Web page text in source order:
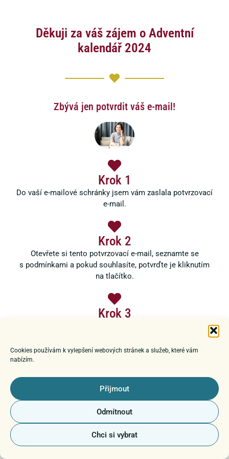
Cookies používám k vylepšení webových stránek a služeb, které vám
nabízím.
Přijmout
Odmítnout
Chci si vybrat
Děkuji za váš zájem o Adventní
kalendář 2024
Zbývá jen potvrdit váš e-mail!
Krok 1
Do vaší e-mailové schránky jsem vám zaslala potvrzovací
e-mail.
Krok 2
Otevřete si tento potvrzovací e-mail, seznamte se
s podmínkami a pokud souhlasíte, potvrďte je kliknutím
na tlačítko.
Krok 3
Po kliknutí na tlačítko je hotovo a vy se můžete těšit na
svých 24 adventních okének - od 1. do 24. 12. 2024 ve vaší
e-mailové schránce!